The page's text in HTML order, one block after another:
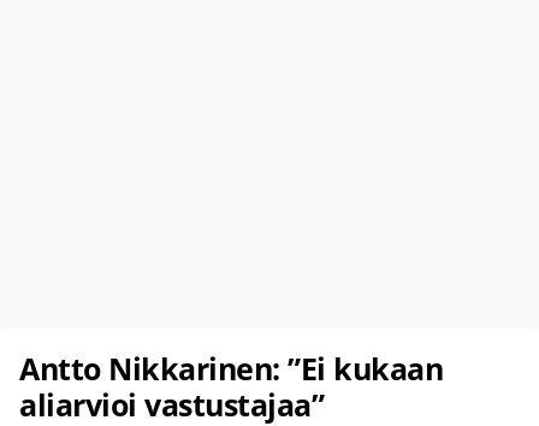
Antto Nikkarinen: ”Ei kukaan
aliarvioi vastustajaa”